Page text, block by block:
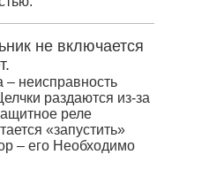
не включается
– неисправность
раздаются из-за
реле
«запустить»
– его Необходимо